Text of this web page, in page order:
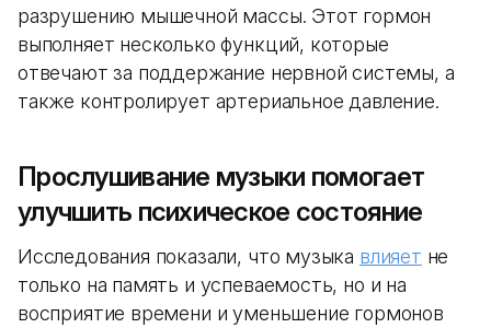
разрушению мышечной массы. Этот гормон
выполняет несколько функций, которые
отвечают за поддержание нервной системы, а
также контролирует артериальное давление.
Прослушивание музыки помогает
улучшить психическое состояние
Исследования показали, что музыка влияет не
только на память и успеваемость, но и на
восприятие времени и уменьшение гормонов